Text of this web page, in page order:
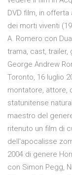
DVD film, in
dei morti viventi
A. Romero con
trama, cast, trailer,
George Andrew
Toronto, 16 luglio
montatore, attore,
statunitense
maestro del
ritenuto un film di
dell'apocalisse
2004 di genere
con Simon Pegg,